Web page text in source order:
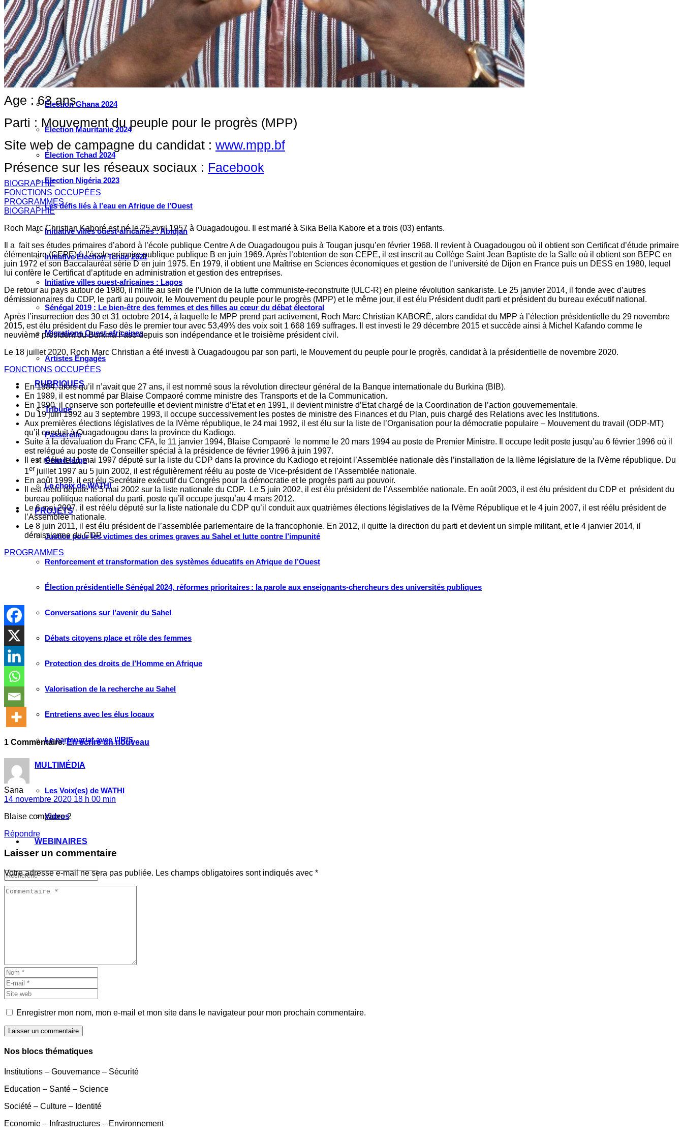
Élection Guinée 2025
Élection Guinée-Bissau 2025
Élection Côte d’Ivoire 2025
Élection Cameroun 2025
Élection Ghana 2024
Élection Mauritanie 2024
Élection Tchad 2024
Election Nigéria 2023
Les défis liés à l’eau en Afrique de l’Ouest
Initiative villes ouest-africaines : Abidjan
Initiative Élection Tchad 2021
Initiative villes ouest-africaines : Lagos
Sénégal 2019 : Le bien-être des femmes et des filles au cœur du débat électoral
Migrations Ouest-africaines
Artistes Engagés
RUBRIQUES
Tribune
Passerelle
Grand large
Le choix de WATHI
PROJETS
Justice pour les victimes des crimes graves au Sahel et lutte contre l’impunité
Renforcement et transformation des systèmes éducatifs en Afrique de l’Ouest
Élection présidentielle Sénégal 2024, réformes prioritaires : la parole aux enseignants-chercheurs des universités publiques
Conversations sur l’avenir du Sahel
Débats citoyens place et rôle des femmes
Protection des droits de l’Homme en Afrique
Valorisation de la recherche au Sahel
Entretiens avec les élus locaux
Le partenariat avec l’IRIS
MULTIMÉDIA
Les Voix(es) de WATHI
Videos
WEBINAIRES
Age : 63 ans
Parti : Mouvement du peuple pour le progrès (MPP)
Site web de campagne du candidat : www.mpp.bf
Présence sur les réseaux sociaux : Facebook
BIOGRAPHIE
FONCTIONS OCCUPÉES
PROGRAMMES
BIOGRAPHIE
Roch Marc Christian Kaboré est né le 25 avril 1957 à Ouagadougou. Il est marié à Sika Bella Kabore et a trois (03) enfants.
Il a fait ses études primaires d’abord à l’école publique Centre A de Ouagadougou puis à Tougan jusqu’en février 1968. Il revient à Ouagadougou où il obtient son Certificat d’étude primaire
élémentaire (CEPE) à l’école primaire publique publique B en juin 1969. Après l’obtention de son CEPE, il est inscrit au Collège Saint Jean Baptiste de la Salle où il obtient son BEPC en
juin 1972 et son Baccalauréat série D en juin 1975. En 1979, il obtient une Maîtrise en Sciences économiques et gestion de l’université de Dijon en France puis un DESS en 1980, lequel
lui confère le Certificat d’aptitude en administration et gestion des entreprises.
De retour au pays autour de 1980, il milite au sein de l’Union de la lutte communiste-reconstruite (ULC-R) en pleine révolution sankariste. Le 25 janvier 2014, il fonde avec d’autres
démissionnaires du CDP, le parti au pouvoir, le Mouvement du peuple pour le progrès (MPP) et le même jour, il est élu Président dudit parti et président du bureau exécutif national.
Après l’insurrection des 30 et 31 octobre 2014, à laquelle le MPP prend part activement, Roch Marc Christian KABORÉ, alors candidat du MPP à l’élection présidentielle du 29 novembre
2015, est élu président du Faso dès le premier tour avec 53,49% des voix soit 1 668 169 suffrages. Il est investi le 29 décembre 2015 et succède ainsi à Michel Kafando comme le
neuvième président du Burkina Faso depuis son indépendance et le troisième président civil.
Le 18 juillet 2020, Roch Marc Christian a été investi à Ouagadougou par son parti, le Mouvement du peuple pour le progrès, candidat à la présidentielle de novembre 2020.
FONCTIONS OCCUPÉES
En 1984, alors qu’il n’avait que 27 ans, il est nommé sous la révolution directeur général de la Banque internationale du Burkina (BIB).
En 1989, il est nommé par Blaise Compaoré comme ministre des Transports et de la Communication.
En 1990, il conserve son portefeuille et devient ministre d’Etat et en 1991, il devient ministre d’Etat chargé de la Coordination de l’action gouvernementale.
Du 19 juin 1992 au 3 septembre 1993, il occupe successivement les postes de ministre des Finances et du Plan, puis chargé des Relations avec les Institutions.
Aux premières élections législatives de la IVème république, le 24 mai 1992, il est élu sur la liste de l’Organisation pour la démocratie populaire – Mouvement du travail (ODP-MT)
qu’il conduit à Ouagadougou dans la province du Kadiogo.
Suite à la dévaluation du Franc CFA, le 11 janvier 1994, Blaise Compaoré le nomme le 20 mars 1994 au poste de Premier Ministre. Il occupe ledit poste jusqu’au 6 février 1996 où il
est relégué au poste de Conseiller spécial à la présidence de février 1996 à juin 1997.
Il est réélu le 11 mai 1997 député sur la liste du CDP dans la province du Kadiogo et rejoint l’Assemblée nationale dès l’installation de la IIème législature de la IVème république. Du
1er juillet 1997 au 5 juin 2002, il est régulièrement réélu au poste de Vice-président de l’Assemblée nationale.
En août 1999, il est élu Secrétaire exécutif du Congrès pour la démocratie et le progrès parti au pouvoir.
Il est réélu député le 5 mai 2002 sur la liste nationale du CDP. Le 5 juin 2002, il est élu président de l’Assemblée nationale. En août 2003, il est élu président du CDP et président du
bureau politique national du parti, poste qu’il occupe jusqu’au 4 mars 2012.
Le 6 mai 2007, il est réélu député sur la liste nationale du CDP qu’il conduit aux quatrièmes élections législatives de la IVème République et le 4 juin 2007, il est réélu président de
l’Assemblée nationale.
Le 8 juin 2011, il est élu président de l’assemblée parlementaire de la francophonie. En 2012, il quitte la direction du parti et devient un simple militant, et le 4 janvier 2014, il
démissionne du CDP.
PROGRAMMES
1 Commentaire. En écrire un nouveau
Sana
14 novembre 2020 18 h 00 min
Blaise compaore 2
Répondre
Laisser un commentaire
Votre adresse e-mail ne sera pas publiée. Les champs obligatoires sont indiqués avec *
Enregistrer mon nom, mon e-mail et mon site dans le navigateur pour mon prochain commentaire.
Laisser un commentaire
Nos blocs thématiques
Institutions – Gouvernance – Sécurité
Education – Santé – Science
Société – Culture – Identité
Economie – Infrastructures – Environnement